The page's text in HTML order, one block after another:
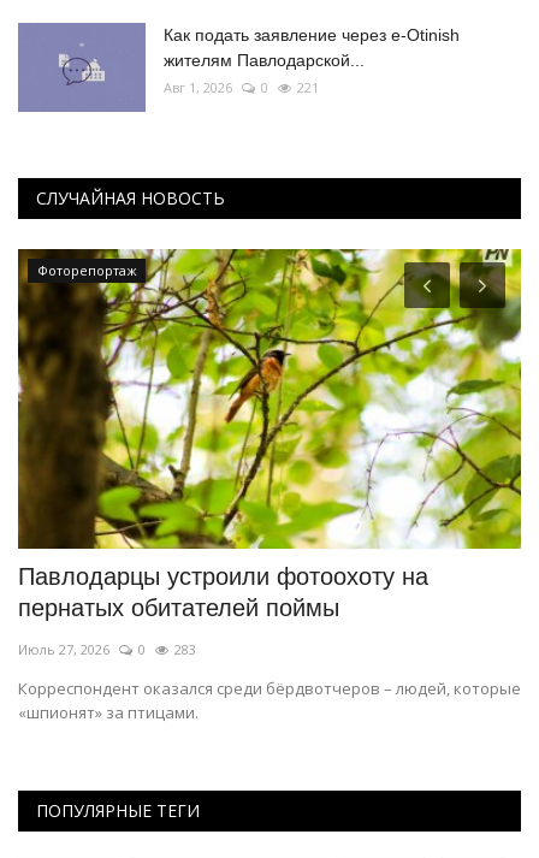
Как подать заявление через e-Otinish
жителям Павлодарской...
Авг 1, 2026 0 221
СЛУЧАЙНАЯ НОВОСТЬ
Фоторепортаж
Павлодарцы устроили фотоохоту на
пернатых обитателей поймы
Июль 27, 2026 0 283
Корреспондент оказался среди бёрдвотчеров – людей, которые
«шпионят» за птицами.
ПОПУЛЯРНЫЕ ТЕГИ